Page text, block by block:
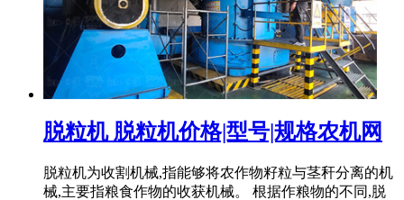
脱粒机 脱粒机价格|型号|规格农机网
脱粒机为收割机械,指能够将农作物籽粒与茎秆分离的机
械,主要指粮食作物的收获机械。 根据作粮物的不同,脱